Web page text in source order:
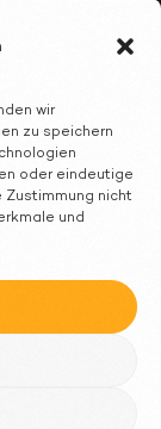
wir
zu speichern
oder eindeutige
Zustimmung nicht
und